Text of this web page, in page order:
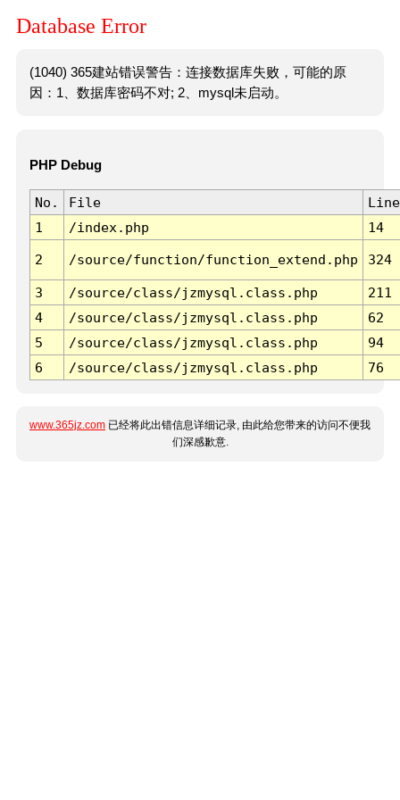
Database Error
(1040) 365建站错误警告：连接数据库失败，可能的原
因：1、数据库密码不对; 2、mysql未启动。
PHP Debug
No. File
Line
1
/index.php 14
2 /source/function/function_extend.php 324
3 /source/class/jzmysql.class.php
211
4
/source/class/jzmysql.class.php
62
5
/source/class/jzmysql.class.php
94
6
/source/class/jzmysql.class.php 76
www.365jz.com 已经将此出错信息详细记录, 由此给您带来的访问不便我
们深感歉意.